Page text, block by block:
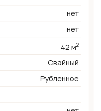
нет
нет
42 м2
Свайный
Рубленное